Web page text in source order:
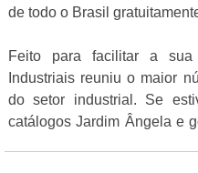
de todo o Brasil
Feito para facilitar a
Industriais reuniu o maior
do setor industrial. Se
catálogos Jardim Ângela e